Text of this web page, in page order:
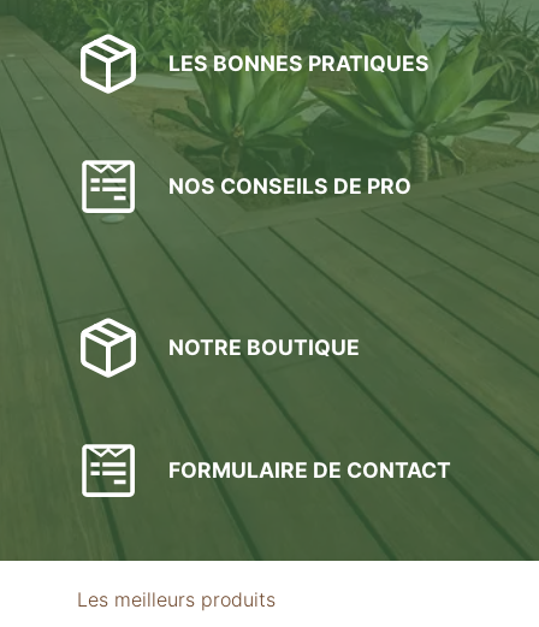
LES BONNES PRATIQUES
NOS CONSEILS DE PRO
NOTRE BOUTIQUE
FORMULAIRE DE CONTACT
Les meilleurs produits